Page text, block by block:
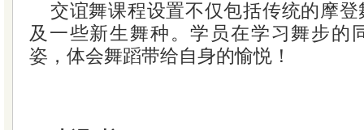
交谊舞课程设置不仅包括传统的摩
及一些新生舞种。学员在学习舞步的
姿，体会舞蹈带给自身的愉悦！